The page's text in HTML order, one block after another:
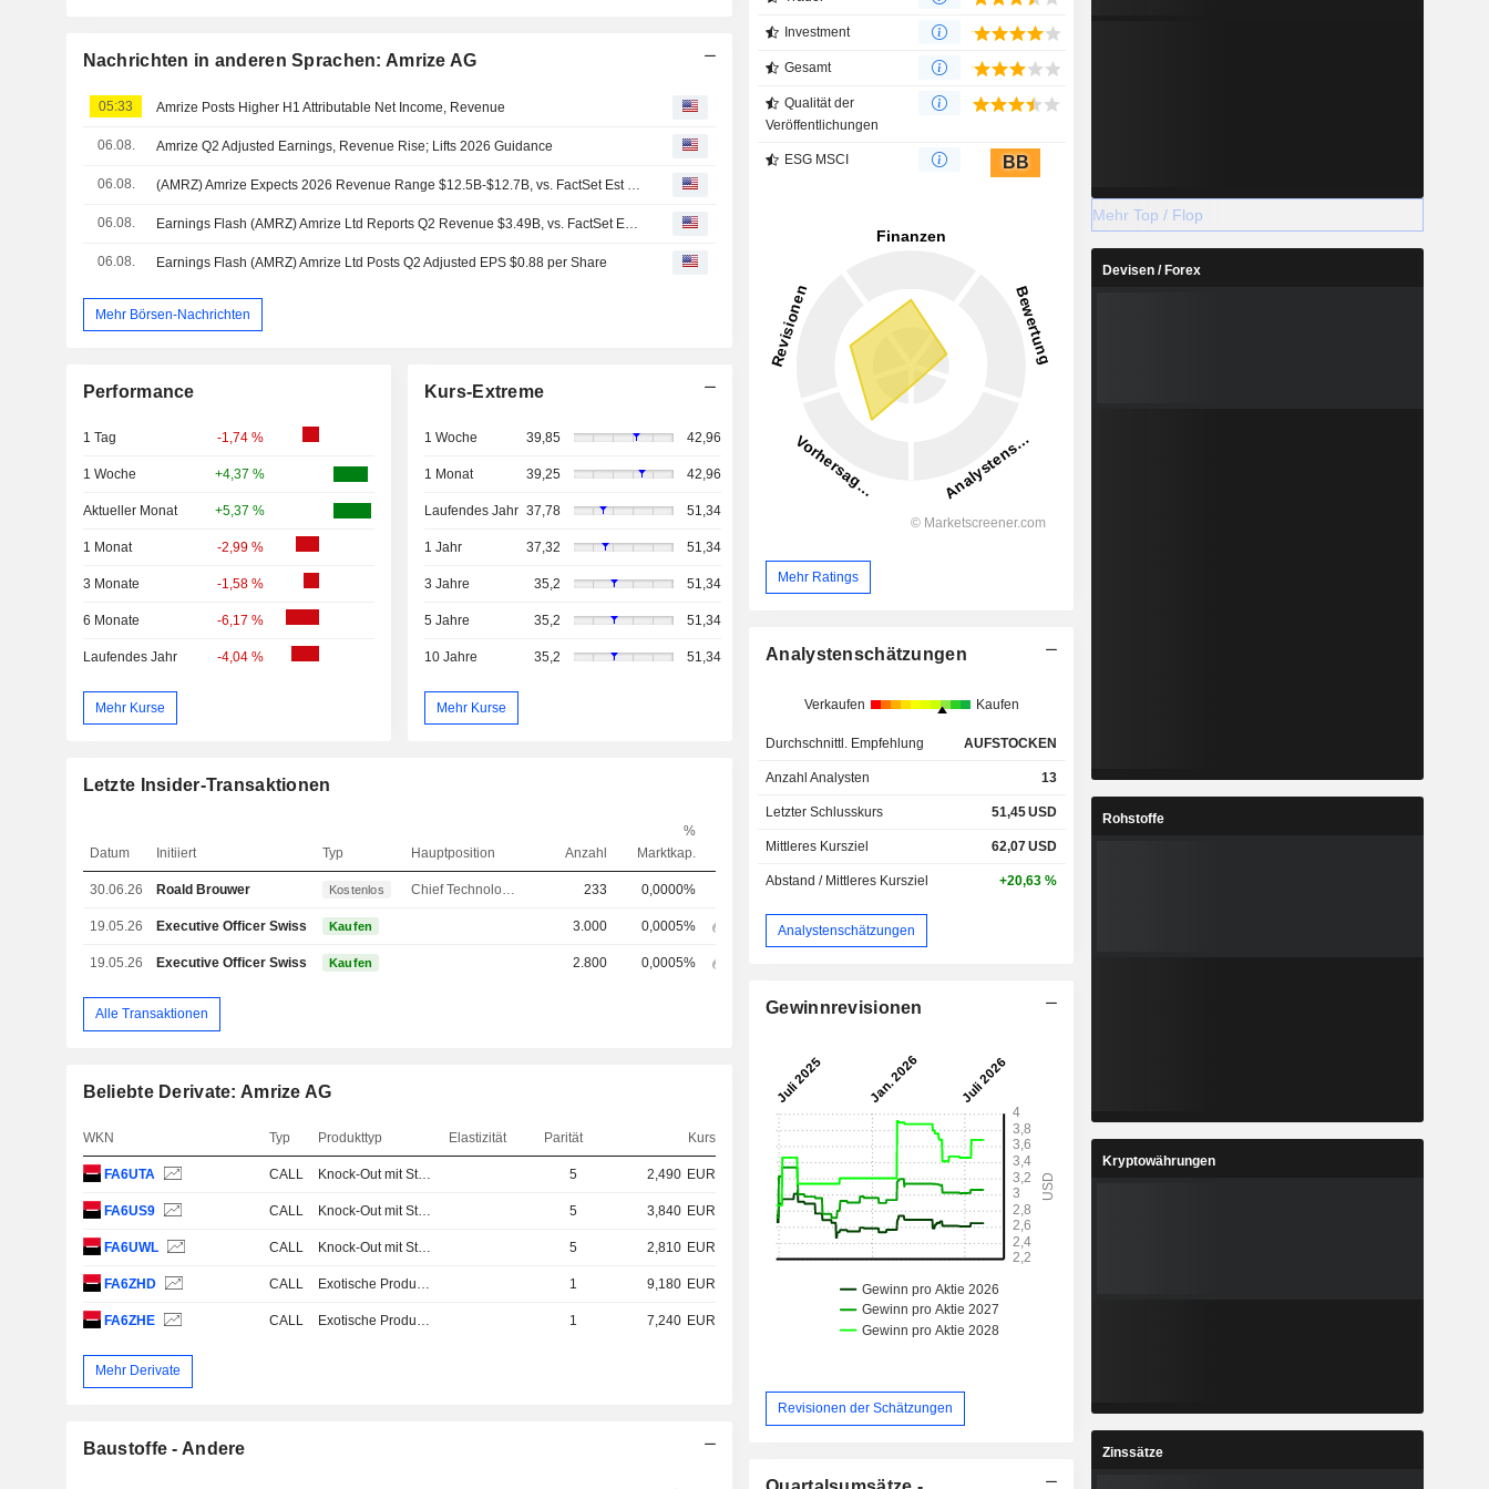
Nachrichten in anderen Sprachen: Amrize AG
05:33 Amrize Posts Higher H1 Attributable Net Income, Revenue
06.08. Amrize Q2 Adjusted Earnings, Revenue Rise; Lifts 2026 Guidance
06.08. (AMRZ) Amrize Expects 2026 Revenue Range $12.5B-$12.7B, vs. FactSet Est of $12.45B
06.08. Earnings Flash (AMRZ) Amrize Ltd Reports Q2 Revenue $3.49B, vs. FactSet Est of $3.37B
06.08. Earnings Flash (AMRZ) Amrize Ltd Posts Q2 Adjusted EPS $0.88 per Share
Mehr Börsen-Nachrichten
Performance
1 Tag -1,74 %
1 Woche +4,37 %
Aktueller Monat +5,37 %
1 Monat -2,99 %
3 Monate -1,58 %
6 Monate -6,17 %
Laufendes Jahr -4,04 %
Mehr Kurse
Kurs-Extreme
1 Woche 39,85 42,96
1 Monat 39,25 42,96
Laufendes Jahr 37,78 51,34
1 Jahr 37,32 51,34
3 Jahre 35,2 51,34
5 Jahre 35,2 51,34
10 Jahre 35,2 51,34
Mehr Kurse
Letzte Insider-Transaktionen
Datum Initiiert Typ Hauptposition Anzahl
%
Marktkap.
30.06.26 Roald Brouwer Kostenlos Chief Technology Officer (CTO) 233 0,0000%
19.05.26 Executive Officer Swiss Kaufen 3.000 0,0005%
19.05.26 Executive Officer Swiss Kaufen 2.800 0,0005%
Alle Transaktionen
Beliebte Derivate: Amrize AG
WKN Typ Produkttyp Elastizität Parität Kurs
FA6UTA CALL 5 2,490 EUR
FA6US9 CALL 5 3,840 EUR
FA6UWL CALL 5 2,810 EUR
FA6ZHD CALL 1 9,180 EUR
FA6ZHE CALL 1 7,240 EUR
Mehr Derivate
Baustoffe - Andere
Investment
Gesamt
Qualität der
Veröffentlichungen
ESG MSCI BB
Mehr Ratings
Analystenschätzungen
Verkaufen Kaufen
Durchschnittl. Empfehlung AUFSTOCKEN
Anzahl Analysten 13
Letzter Schlusskurs 51,45USD
Mittleres Kursziel 62,07USD
Abstand / Mittleres Kursziel +20,63 %
Analystenschätzungen
Gewinnrevisionen
Revisionen der Schätzungen
Mehr Top / Flop
Devisen / Forex
Rohstoffe
Kryptowährungen
Zinssätze